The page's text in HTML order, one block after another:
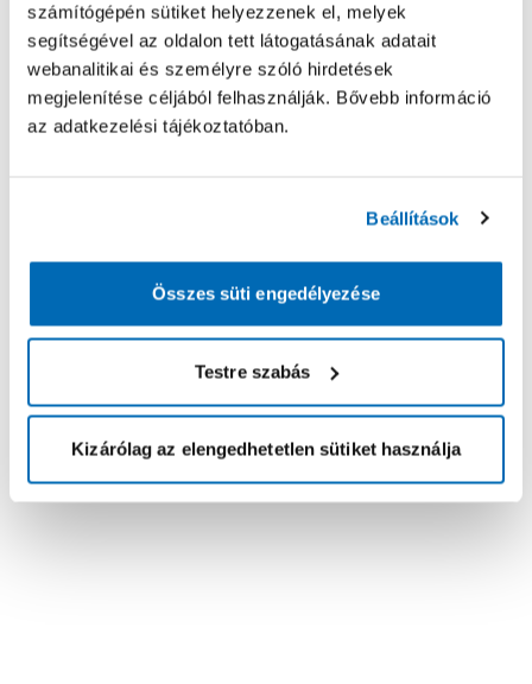
számítógépén sütiket helyezzenek el, melyek
segítségével az oldalon tett látogatásának adatait
webanalitikai és személyre szóló hirdetések
megjelenítése céljából felhasználják. Bővebb információ
az adatkezelési tájékoztatóban.
Beállítások
Összes süti engedélyezése
Testre szabás
Kizárólag az elengedhetetlen sütiket használja